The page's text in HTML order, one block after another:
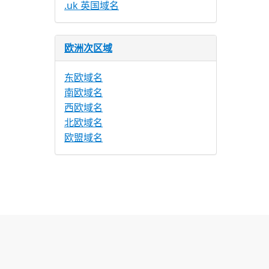
.uk 英国域名
欧洲次区域
东欧域名
南欧域名
西欧域名
北欧域名
欧盟域名